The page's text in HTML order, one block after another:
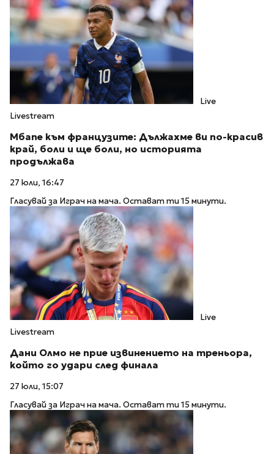
Live
Livestream
Мбапе към французите: Дължахме ви по-красив
край, боли и ще боли, но историята
продължава
27 юли, 16:47
Гласувай за Играч на мача. Остават ти 15 минути.
Live
Livestream
Дани Олмо не прие извинението на треньора,
който го удари след финала
27 юли, 15:07
Гласувай за Играч на мача. Остават ти 15 минути.